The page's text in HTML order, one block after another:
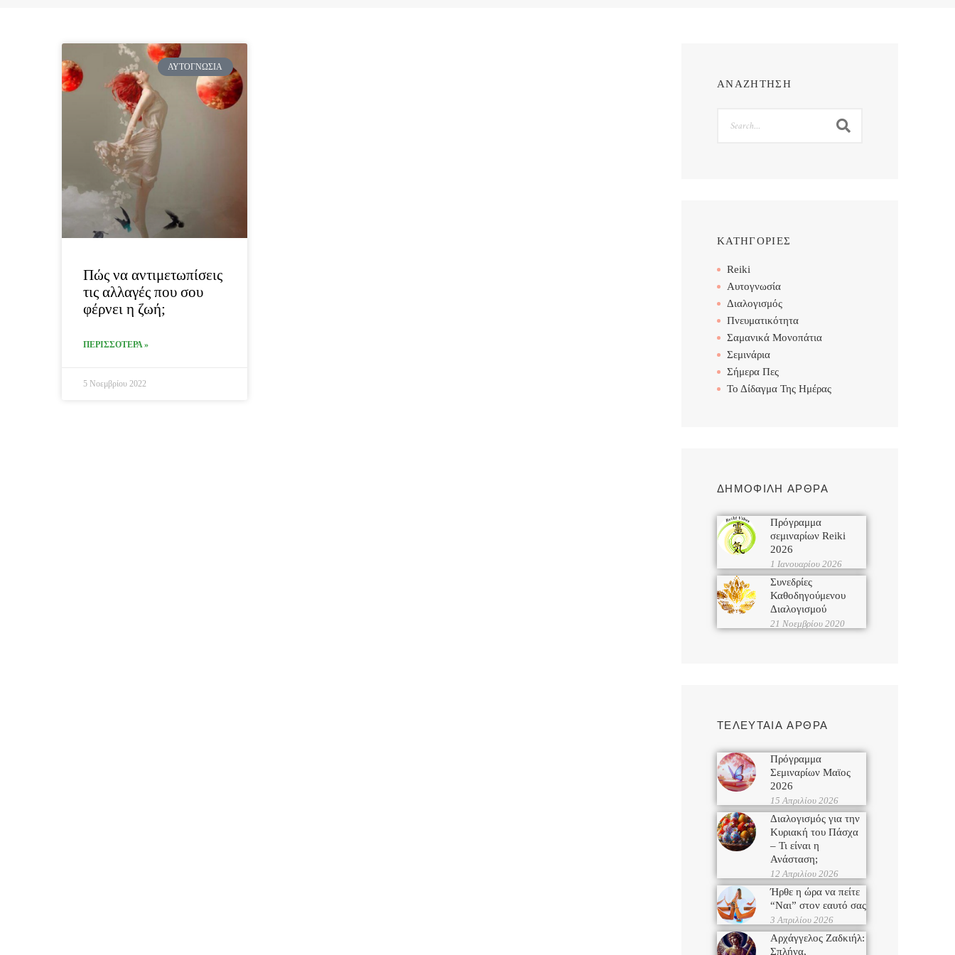
ΑΥΤΟΓΝΩΣΊΑ
Πώς να αντιμετωπίσεις
τις αλλαγές που σου
φέρνει η ζωή;
ΠΕΡΙΣΣΟΤΕΡΑ »
5 Νοεμβρίου 2022
ΑΝΑΖΗΤΗΣΗ
ΚΑΤΗΓΟΡΙΕΣ
Reiki
Αυτογνωσία
Διαλογισμός
Πνευματικότητα
Σαμανικά Μονοπάτια
Σεμινάρια
Σήμερα Πες
Το Δίδαγμα Της Ημέρας
ΔΗΜΟΦΙΛΗ ΑΡΘΡΑ
Πρόγραμμα
σεμιναρίων Reiki
2026
1 Ιανουαρίου 2026
Συνεδρίες
Καθοδηγούμενου
Διαλογισμού
21 Νοεμβρίου 2020
ΤΕΛΕΥΤΑΙΑ ΑΡΘΡΑ
Πρόγραμμα
Σεμιναρίων Μαϊος
2026
15 Απριλίου 2026
Διαλογισμός για την
Κυριακή του Πάσχα
– Τι είναι η
Ανάσταση;
12 Απριλίου 2026
Ήρθε η ώρα να πείτε
“Ναι” στον εαυτό σας
3 Απριλίου 2026
Αρχάγγελος Ζαδκιήλ:
Σπλήνα,